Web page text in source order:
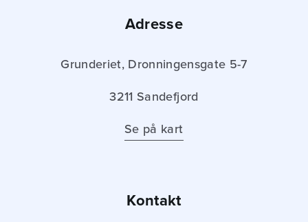
Adresse
Grunderiet, Dronningensgate 5-7
3211 Sandefjord
Se på kart
Kontakt